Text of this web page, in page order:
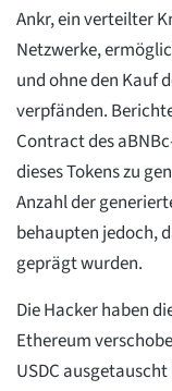
Ankr, ein verteilter
Netzwerke,
und ohne den Kauf
verpfänden.
Contract des
dieses Tokens zu
Anzahl der
behaupten jedoch,
geprägt wurden.
Die Hacker haben
Ethereum
USDC